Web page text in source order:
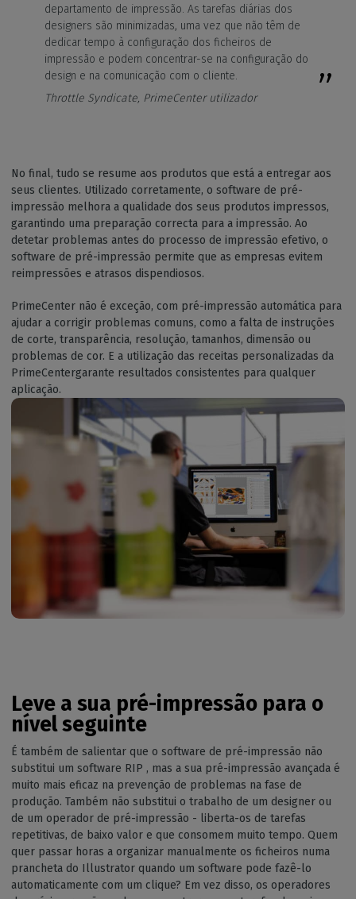
departamento de impressão. As tarefas diárias dos
designers são minimizadas, uma vez que não têm de
dedicar tempo à configuração dos ficheiros de
impressão e podem concentrar-se na configuração do
design e na comunicação com o cliente.
Throttle Syndicate, PrimeCenter utilizador
No final, tudo se resume aos produtos que está a entregar aos
seus clientes. Utilizado corretamente, o software de pré-
impressão melhora a qualidade dos seus produtos impressos,
garantindo uma preparação correcta para a impressão. Ao
detetar problemas antes do processo de impressão efetivo, o
software de pré-impressão permite que as empresas evitem
reimpressões e atrasos dispendiosos.
PrimeCenter não é exceção, com pré-impressão automática para
ajudar a corrigir problemas comuns, como a falta de instruções
de corte, transparência, resolução, tamanhos, dimensão ou
problemas de cor. E a utilização das receitas personalizadas da
PrimeCentergarante resultados consistentes para qualquer
aplicação.
Leve a sua pré-impressão para o
nível seguinte
É também de salientar que o software de pré-impressão não
substitui um software RIP , mas a sua pré-impressão avançada é
muito mais eficaz na prevenção de problemas na fase de
produção. Também não substitui o trabalho de um designer ou
de um operador de pré-impressão - liberta-os de tarefas
repetitivas, de baixo valor e que consomem muito tempo. Quem
quer passar horas a organizar manualmente os ficheiros numa
prancheta do Illustrator quando um software pode fazê-lo
automaticamente com um clique? Em vez disso, os operadores